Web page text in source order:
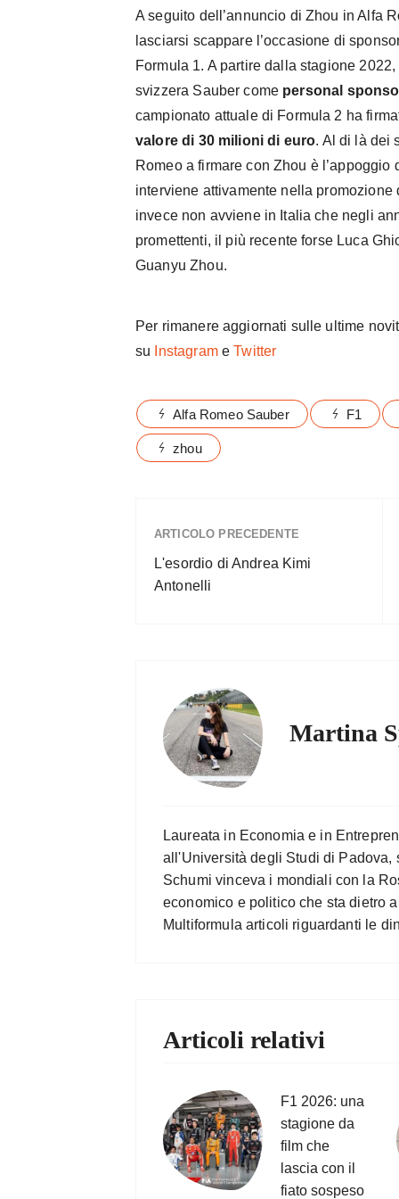
A seguito dell’annuncio di Zhou in Alfa
lasciarsi scappare l’occasione di
Formula 1. A partire dalla stagione
svizzera Sauber come personal
campionato attuale di Formula 2 ha
valore di 30 milioni di euro. Al di là dei
Romeo a firmare con Zhou è
interviene attivamente nella
invece non avviene in Italia che negli
promettenti, il più recente forse Luca
Guanyu Zhou.
Per rimanere aggiornati sulle ultime
su
InstagrameTwitter
Alfa Romeo Sauber F1
zhou
ARTICOLO PRECEDENTE
L'esordio di Andrea Kimi
Antonelli
Martina
Laureata in Economia e in
all'Università degli Studi di Padova,
Schumi vinceva i mondiali con la
economico e politico che sta dietro
Multiformula articoli riguardanti le
Articoli relativi
F1 2026: una
stagione da
film che
lascia con il
fiato sospeso